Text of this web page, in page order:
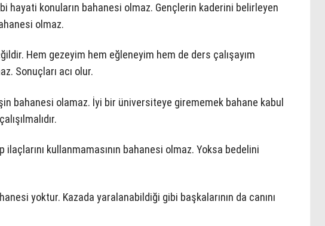
hayati konuların bahanesi olmaz. Gençlerin kaderini belirleyen
olmaz.
Hem gezeyim hem eğleneyim hem de ders çalışayım
Sonuçları acı olur.
bahanesi olamaz. İyi bir üniversiteye girememek bahane kabul
kullanmamasının bahanesi olmaz. Yoksa bedelini
yoktur. Kazada yaralanabildiği gibi başkalarının da canını